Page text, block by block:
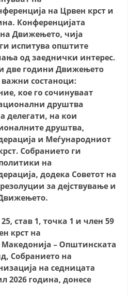
на Црвен крст и
Конференцијата
на Движењето, чија
испитува општите
од заеднички интерес.
две години Движењето
состаноци:
кое го сочинуваат
друштва
делегати, на кои
друштва,
и Меѓународниот
Собранието ги
на
додека Советот на
за дејствување и
став 1, точка 1 и член 59
крст на
Македонија – Општинската
Собранието на
на седницата
2026 година, донесе